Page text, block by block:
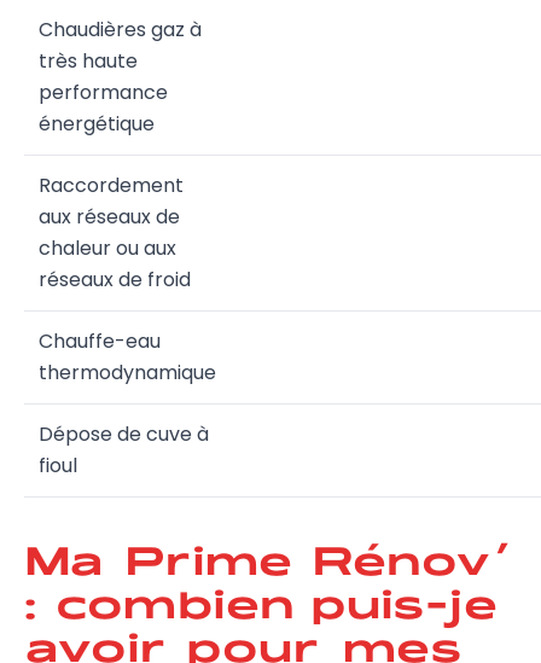
Chaudières gaz à
très haute
performance
énergétique
Raccordement
aux réseaux de
chaleur ou aux
réseaux de froid
Chauffe-eau
thermodynamique
Dépose de cuve à
fioul
Ma Prime Rénov’
: combien puis-je
avoir pour mes